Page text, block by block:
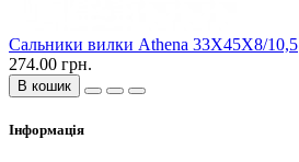
Сальники вилки Athena 33X45X8/10,5
274.00 грн.
В кошик
Інформація